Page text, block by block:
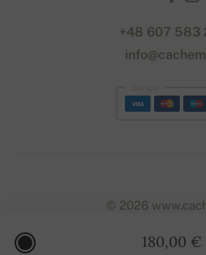
180,00 €
+48 607 583
© 2026
bynaum. |